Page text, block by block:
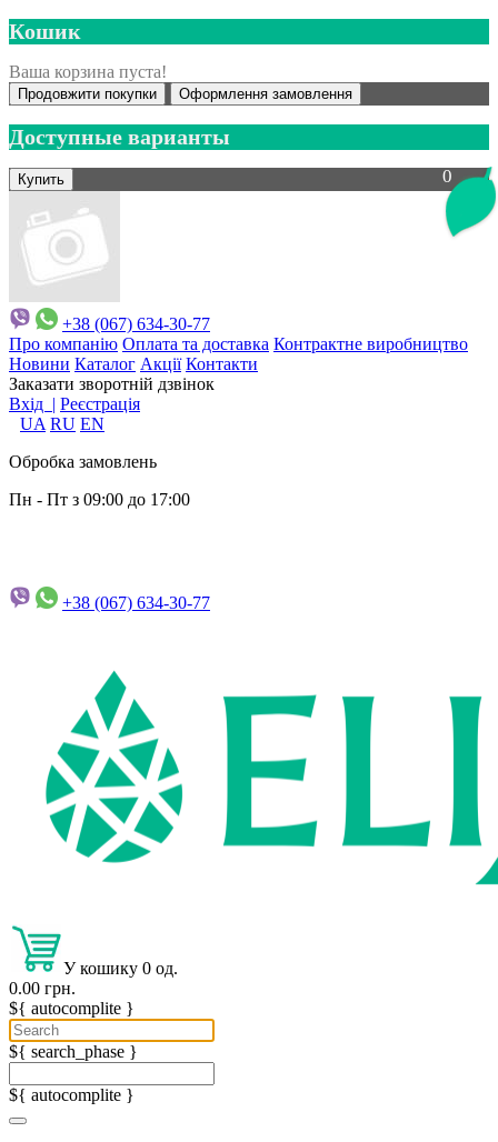
Кошик
Ваша корзина пуста!
Продовжити покупки Оформлення замовлення
0
Доступные варианты
+38 (067) 634-30-77
Про компанію Оплата та доставка Контрактне виробництво
Новини Каталог Акції Контакти
Заказати зворотній дзвінок
Вхід | Реєстрація
UA RU EN
Обробка замовлень
Пн - Пт з 09:00 до 17:00
+38 (067) 634-30-77
У кошику 0 од.
0.00 грн.
${ autocomplite }
${ search_phase }
${ autocomplite }